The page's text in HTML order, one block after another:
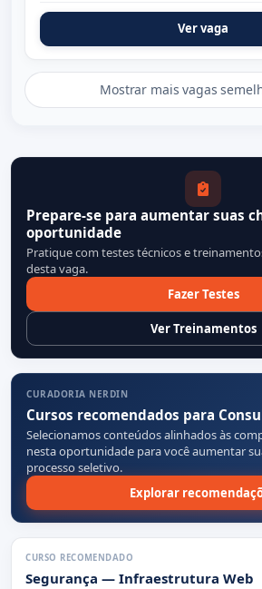
Ver vaga
Mostrar mais vagas
Prepare-se para aumentar suas
oportunidade
Pratique com testes técnicos e
desta vaga.
Fazer Testes
Ver Treinamentos
CURADORIA NERDIN
Cursos recomendados para
Selecionamos conteúdos alinhados às
nesta oportunidade para você aumentar
processo seletivo.
Explorar
CURSO RECOMENDADO
Segurança — Infraestrutura Web